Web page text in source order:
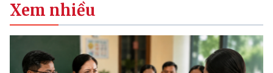
Xem nhiều